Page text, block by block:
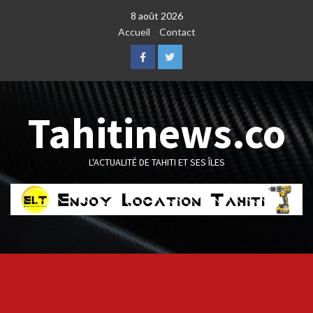
8 août 2026
Accueil
Contact
FacebookTwitter
Tahitinews.co
L'ACTUALITÉ DE TAHITI ET SES ÎLES